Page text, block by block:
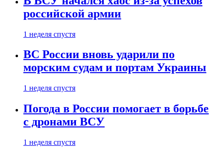
российской армии
1 неделя спустя
ВС России вновь ударили по
морским судам и портам Украины
1 неделя спустя
Погода в России помогает в борьбе
с дронами ВСУ
1 неделя спустя